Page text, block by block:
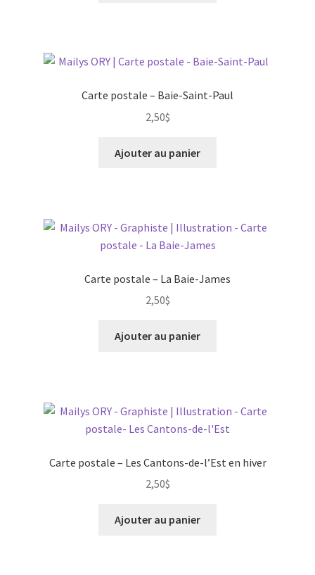
Carte postale – Baie-Saint-Paul
2,50$
Ajouter au panier
Carte postale – La Baie-James
2,50$
Ajouter au panier
Carte postale – Les Cantons-de-l’Est en hiver
2,50$
Ajouter au panier